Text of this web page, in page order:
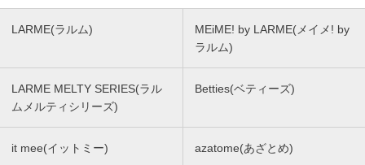
LARME(ラルム)
MEiME! by LARME(メイメ! by
ラルム)
LARME MELTY SERIES(ラル
ムメルティシリーズ)
Betties(ベティーズ)
it mee(イットミー) azatome(あざとめ)